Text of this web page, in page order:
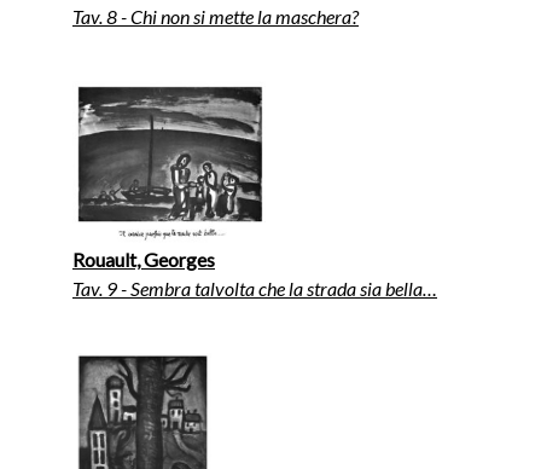
Tav. 8 - Chi non si mette la maschera?
Rouault, Georges
Tav. 9 - Sembra talvolta che la strada sia bella…